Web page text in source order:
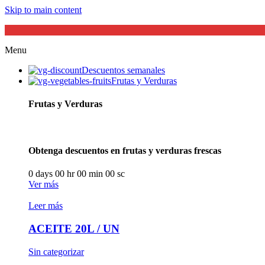
Skip to main content
Menu
Descuentos semanales
Frutas y Verduras
Frutas y Verduras
Obtenga descuentos en frutas y verduras frescas
0 days 00 hr00 min 00 sc
Ver más
Leer más
ACEITE 20L / UN
Sin categorizar